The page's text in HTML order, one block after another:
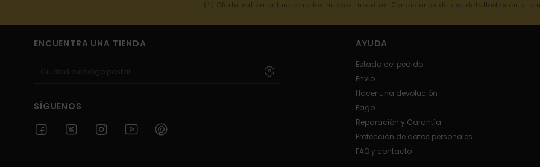
(*) Oferta valida online para los nuevos inscritos. Condiciones de uso detalladas en el
ENCUENTRA UNA TIENDA
SÍGUENOS
AYUDA
Estado del pedido
Envio
Hacer una devolución
Pago
Reparación y Garantía
Protección de datos personales
FAQ y contacto